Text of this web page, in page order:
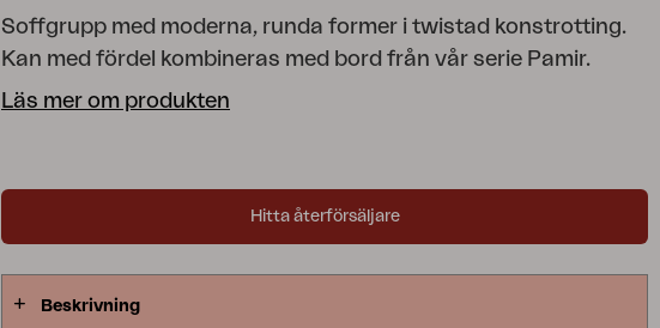
Soffgrupp med moderna, runda former i twistad konstrotting.
Kan med fördel kombineras med bord från vår serie Pamir.
Läs mer om produkten
Hitta återförsäljare
Beskrivning